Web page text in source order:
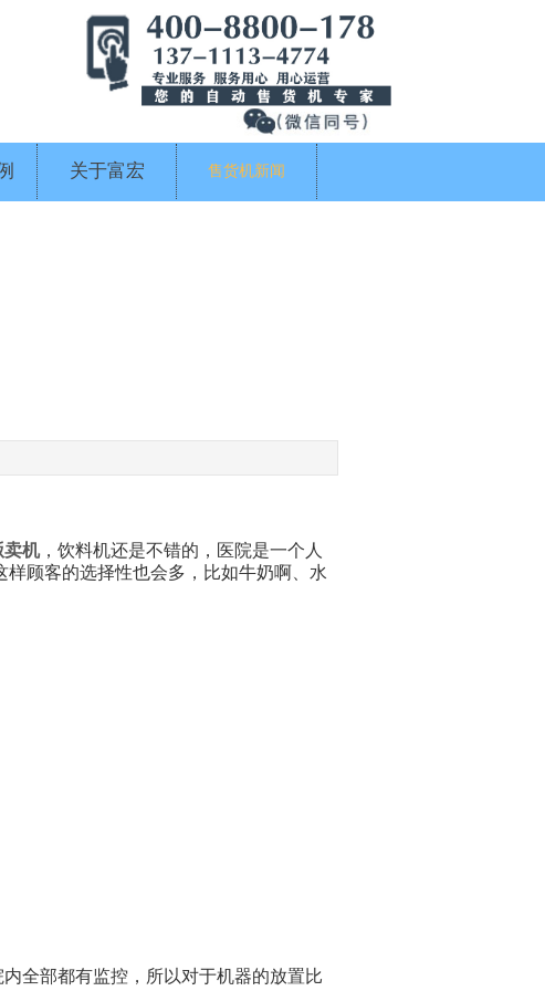
关于富宏 售货机新闻
卖机，饮料机还是不错的，医院是一个人
顾客的选择性也会多，比如牛奶啊、水
全部都有监控，所以对于机器的放置比